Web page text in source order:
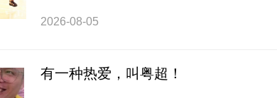
2026-08-05
有一种热爱，叫粤超！